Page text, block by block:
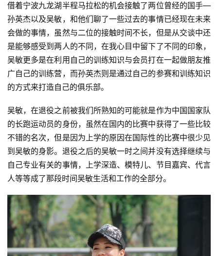
借着宁波九龙湖半程马拉松的机会接触了两位曾经的国手—
孙英杰以及吴敏，和他们聊了一些过去的事情已经现在未来
会做的事情，虽然与二位的接触时间不长，但是从交谈中还
是能够感受到两人的不同，在我心目中留下了不同的印象，
吴敏更多是在利用自己的训练知识与会员打在一起做朋友推
广自己的训练营，而孙英杰则是通过自己的参赛和训练知识
的方式来打造自己的俱乐部。
吴敏，在退役之前被我们所熟知的可能就是作为中国国家队
的长跑运动员的身份，虽然在国内的比赛中获得了一些比较
不错的名次，但是因为上学的原因在国际性的比赛中很少见
到吴敏的身影。退役之后的吴敏一时之间并没有选择继续与
自己专业有关的事情，上学深造、模特儿、节目嘉宾、代言
人等等成了那段时间吴敏生活和工作的全部分。